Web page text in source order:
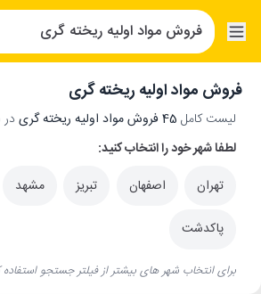
فروش مواد اولیه ریخته گری
لیست کامل 45 فروش مواد اولیه ریخته گری
لطفا شهر خود را انتخاب کنید:
تهران
اصفهان تبریز مشهد
پاکدشت
برای انتخاب شهر های بیشتر از فیلتر جستجو استفاده